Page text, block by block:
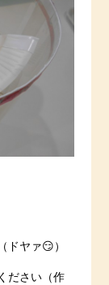
ドヤァ😏）
ださい（作